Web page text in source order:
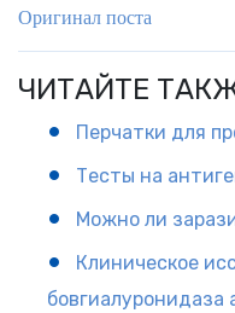
Оригинал поста
ЧИТАЙТЕ
Перчатки для
Тесты на
Можно ли
Клиническое
бовгиалуронидаза